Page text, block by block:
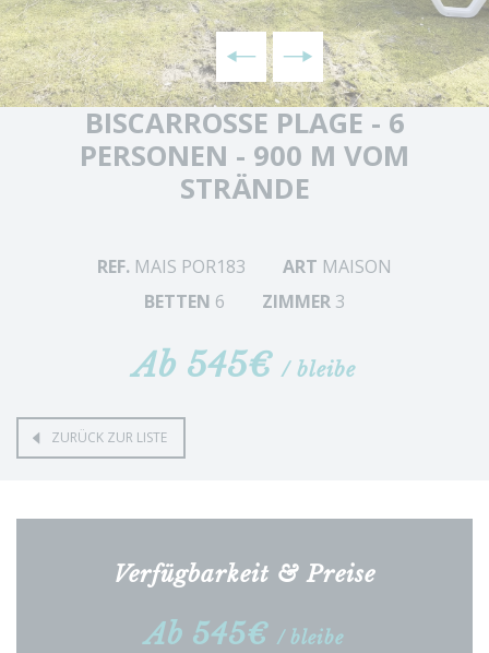
BISCARROSSE PLAGE - 6
PERSONEN - 900 M VOM
STRÄNDE
REF. MAIS POR183 ART MAISON
BETTEN 6 ZIMMER 3
Ab 545€ / bleibe
ZURÜCK ZUR LISTE
Verfügbarkeit & Preise
Ab 545€ / bleibe